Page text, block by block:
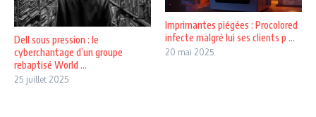
Dell sous pression : le
cyberchantage d’un groupe
rebaptisé World ...
25 juillet 2025
Imprimantes piégées : Procolored
infecte malgré lui ses clients p ...
20 mai 2025